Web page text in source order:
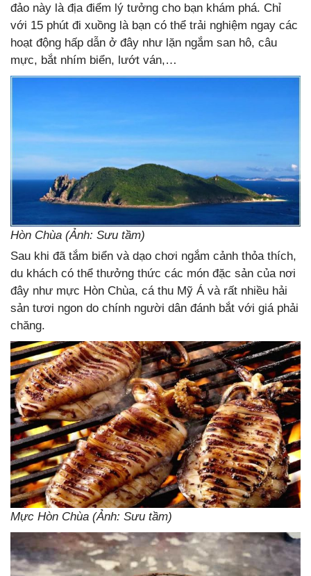
đảo này là địa điểm lý tưởng cho bạn khám phá. Chỉ
với 15 phút đi xuồng là bạn có thể trải nghiệm ngay các
hoạt động hấp dẫn ở đây như lặn ngắm san hô, câu
mực, bắt nhím biển, lướt ván,…
Hòn Chùa (Ảnh: Sưu tầm)
Sau khi đã tắm biển và dạo chơi ngắm cảnh thỏa thích,
du khách có thể thưởng thức các món đặc sản của nơi
đây như mực Hòn Chùa, cá thu Mỹ Á và rất nhiều hải
sản tươi ngon do chính người dân đánh bắt với giá phải
chăng.
Mực Hòn Chùa (Ảnh: Sưu tầm)